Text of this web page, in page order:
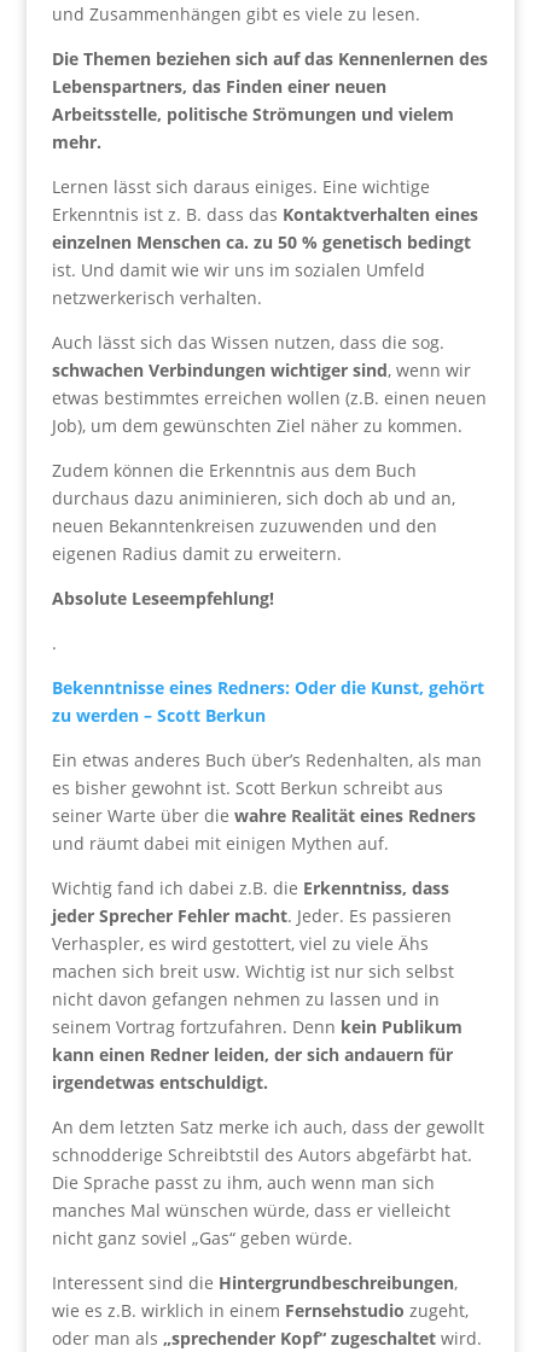
und Zusammenhängen gibt es viele zu lesen.
Die Themen beziehen sich auf das Kennenlernen des
Lebenspartners, das Finden einer neuen
Arbeitsstelle, politische Strömungen und vielem
mehr.
Lernen lässt sich daraus einiges. Eine wichtige
Erkenntnis ist z. B. dass das Kontaktverhalten eines
einzelnen Menschen ca. zu 50 % genetisch bedingt
ist. Und damit wie wir uns im sozialen Umfeld
netzwerkerisch verhalten.
Auch lässt sich das Wissen nutzen, dass die sog.
schwachen Verbindungen wichtiger sind, wenn wir
etwas bestimmtes erreichen wollen (z.B. einen neuen
Job), um dem gewünschten Ziel näher zu kommen.
Zudem können die Erkenntnis aus dem Buch
durchaus dazu animinieren, sich doch ab und an,
neuen Bekanntenkreisen zuzuwenden und den
eigenen Radius damit zu erweitern.
Absolute Leseempfehlung!
.
Bekenntnisse eines Redners: Oder die Kunst, gehört
zu werden – Scott Berkun
Ein etwas anderes Buch über’s Redenhalten, als man
es bisher gewohnt ist. Scott Berkun schreibt aus
seiner Warte über die wahre Realität eines Redners
und räumt dabei mit einigen Mythen auf.
Wichtig fand ich dabei z.B. die Erkenntniss, dass
jeder Sprecher Fehler macht. Jeder. Es passieren
Verhaspler, es wird gestottert, viel zu viele Ähs
machen sich breit usw. Wichtig ist nur sich selbst
nicht davon gefangen nehmen zu lassen und in
seinem Vortrag fortzufahren. Denn kein Publikum
kann einen Redner leiden, der sich andauern für
irgendetwas entschuldigt.
An dem letzten Satz merke ich auch, dass der gewollt
schnodderige Schreibtstil des Autors abgefärbt hat.
Die Sprache passt zu ihm, auch wenn man sich
manches Mal wünschen würde, dass er vielleicht
nicht ganz soviel „Gas“ geben würde.
Interessent sind die Hintergrundbeschreibungen,
wie es z.B. wirklich in einem Fernsehstudio zugeht,
oder man als „sprechender Kopf“ zugeschaltetwird.